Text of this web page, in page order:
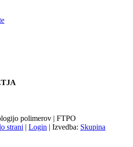
polimerov | FTPO
strani | Login | Izvedba: Skupina